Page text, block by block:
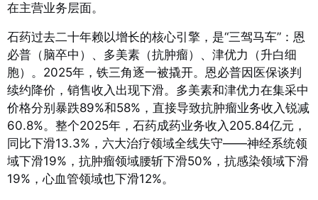
在主营业务层面。
石药过去二十年赖以增长的核心引擎，是“三驾马车”：恩
必普（脑卒中）、多美素（抗肿瘤）、津优力（升白细
胞）。2025年，铁三角逐一被撬开。恩必普因医保谈判
续约降价，销售收入出现下滑。多美素和津优力在集采中
价格分别暴跌89%和58%，直接导致抗肿瘤业务收入锐减
60.8%。整个2025年，石药成药业务收入205.84亿元，
同比下滑13.3%，六大治疗领域全线失守——神经系统领
域下滑19%，抗肿瘤领域腰斩下滑50%，抗感染领域下滑
19%，心血管领域也下滑12%。